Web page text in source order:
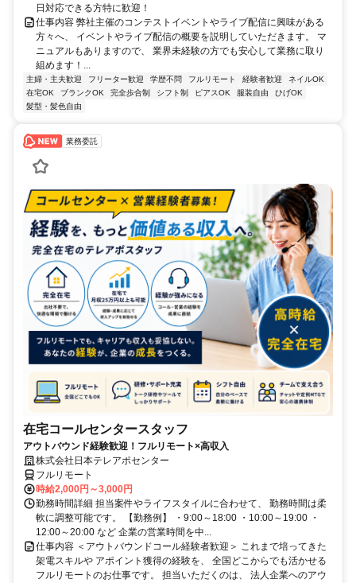
日対応できる方特に歓迎！
仕事内容 弊社主催のコンテストイベントやライブ配信に興味がある
方々へ、 イベントやライブ配信の概要を説明していただきます。 マ
ニュアルもありますので、 業界未経験の方でも安心して業務に取り
組めます！...
主婦・主夫歓迎 フリーター歓迎 学歴不問 フルリモート 経験者歓迎
ネイルOK
在宅OK
ブランクOK 完全歩合制 シフト制 ピアスOK 服装自由
ひげOK
髪型・髪色自由
業務委託
在宅コールセンタースタッフ
アウトバウンド経験歓迎！フルリモート×高収入
株式会社日本テレアポセンター
フルリモート
時給2,000円～3,000円
勤務時間詳細 担当案件やライフスタイルに合わせて、 勤務時間は柔
軟に調整可能です。 【勤務例】 ・9:00～18:00 ・10:00～19:00 ・
12:00～20:00 など 企業の営業時間を中...
仕事内容 ＜アウトバウンドコール経験者歓迎＞ これまで培ってきた
架電スキルや アポイント獲得の経験を、 全国どこからでも活かせる
フルリモートのお仕事です。 担当いただくのは、 法人企業へのアウ